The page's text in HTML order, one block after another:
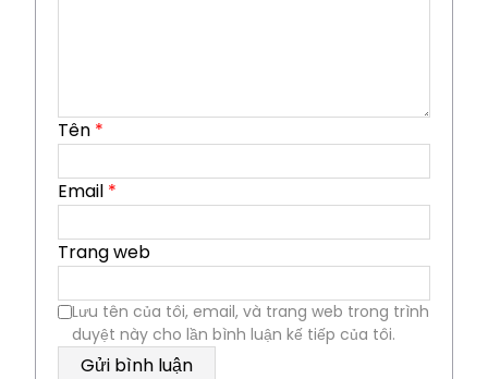
Tên *
Email *
Trang web
Lưu tên của tôi, email, và trang web trong trình
duyệt này cho lần bình luận kế tiếp của tôi.